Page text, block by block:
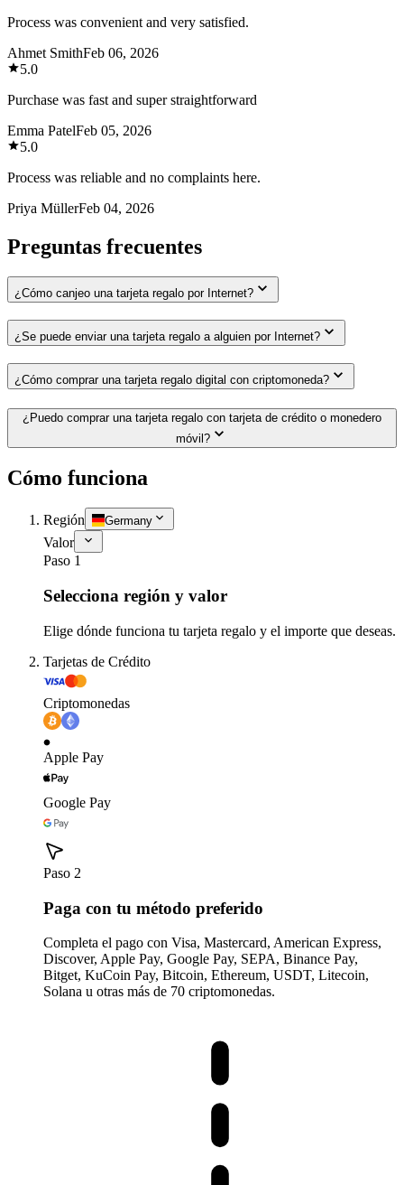
Process was convenient and very satisfied.
Ahmet SmithFeb 06, 2026
5.0
Purchase was fast and super straightforward
Emma PatelFeb 05, 2026
5.0
Process was reliable and no complaints here.
Priya MüllerFeb 04, 2026
Preguntas frecuentes
¿Cómo canjeo una tarjeta regalo por Internet?
¿Se puede enviar una tarjeta regalo a alguien por Internet?
¿Cómo comprar una tarjeta regalo digital con criptomoneda?
¿Puedo comprar una tarjeta regalo con tarjeta de crédito o monedero
móvil?
Cómo funciona
Región Germany
Valor
Paso 1
Selecciona región y valor
Elige dónde funciona tu tarjeta regalo y el importe que deseas.
Tarjetas de Crédito
Criptomonedas
Apple Pay
Google Pay
Paso 2
Paga con tu método preferido
Completa el pago con Visa, Mastercard, American Express,
Discover, Apple Pay, Google Pay, SEPA, Binance Pay,
Bitget, KuCoin Pay, Bitcoin, Ethereum, USDT, Litecoin,
Solana u otras más de 70 criptomonedas.